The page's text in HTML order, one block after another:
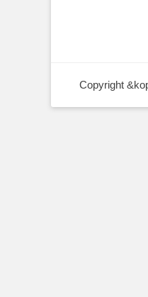
Copyright